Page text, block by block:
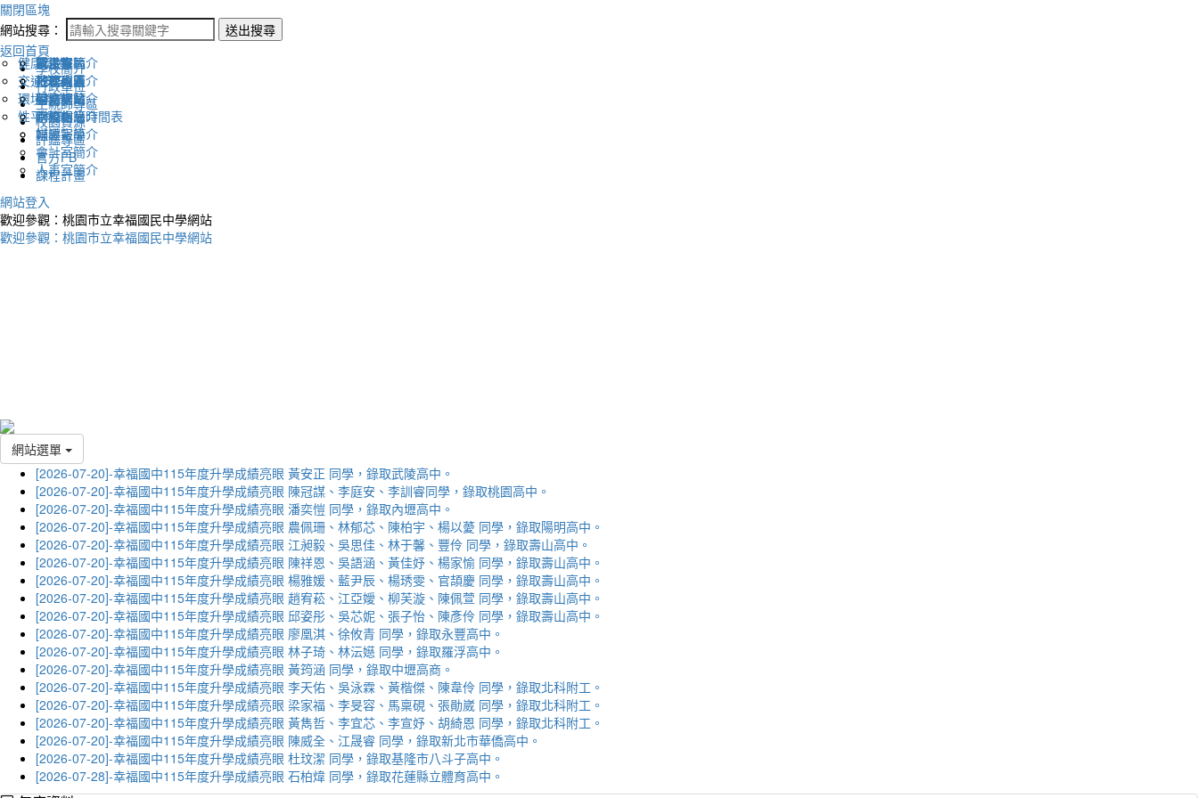
關閉區塊
網站搜尋：
送出搜尋
返回首頁
學校簡介
認識幸福
地理位置
英文網站
幸福相簿
媒體報導
行政單位
校長室簡介
教務處簡介
學務處簡介
總務處簡介
輔導室簡介
會計室簡介
人事室簡介
生親師專區
新生專區
升學專區
圖書館藏
學校作息時間表
校園資源
電子報
下載列表
評鑑專區
健康促進
交通安全
環境教育
性平教育
官方FB
課程計畫
網站登入
歡迎參觀：桃園市立幸福國民中學網站
歡迎參觀：桃園市立幸福國民中學網站
網站選單
[2026-07-20]-幸福國中115年度升學成績亮眼 黃安正 同學，錄取武陵高中。
[2026-07-20]-幸福國中115年度升學成績亮眼 陳冠謀、李庭安、李訓睿同學，錄取桃園高中。
[2026-07-20]-幸福國中115年度升學成績亮眼 潘奕愷 同學，錄取內壢高中。
[2026-07-20]-幸福國中115年度升學成績亮眼 農佩珊、林郁芯、陳柏宇、楊以薆 同學，錄取陽明高中。
[2026-07-20]-幸福國中115年度升學成績亮眼 江昶毅、吳思佳、林于馨、豐伶 同學，錄取壽山高中。
[2026-07-20]-幸福國中115年度升學成績亮眼 陳祥恩、吳語涵、黃佳妤、楊家愉 同學，錄取壽山高中。
[2026-07-20]-幸福國中115年度升學成績亮眼 楊雅媛、藍尹辰、楊琇雯、官頡慶 同學，錄取壽山高中。
[2026-07-20]-幸福國中115年度升學成績亮眼 趙宥菘、江亞嬡、柳芙漩、陳佩萱 同學，錄取壽山高中。
[2026-07-20]-幸福國中115年度升學成績亮眼 邱姿彤、吳芯妮、張子怡、陳彥伶 同學，錄取壽山高中。
[2026-07-20]-幸福國中115年度升學成績亮眼 廖凰淇、徐攸青 同學，錄取永豐高中。
[2026-07-20]-幸福國中115年度升學成績亮眼 林子琦、林沄嬨 同學，錄取羅浮高中。
[2026-07-20]-幸福國中115年度升學成績亮眼 黃筠涵 同學，錄取中壢高商。
[2026-07-20]-幸福國中115年度升學成績亮眼 李天佑、吳泳霖、黃楷傑、陳韋伶 同學，錄取北科附工。
[2026-07-20]-幸福國中115年度升學成績亮眼 梁家福、李旻容、馬稟硯、張勛崴 同學，錄取北科附工。
[2026-07-20]-幸福國中115年度升學成績亮眼 黃雋哲、李宜芯、李宣妤、胡綺恩 同學，錄取北科附工。
[2026-07-20]-幸福國中115年度升學成績亮眼 陳威全、江晟睿 同學，錄取新北市華僑高中。
[2026-07-20]-幸福國中115年度升學成績亮眼 杜玟潔 同學，錄取基隆市八斗子高中。
[2026-07-28]-幸福國中115年度升學成績亮眼 石柏煒 同學，錄取花蓮縣立體育高中。